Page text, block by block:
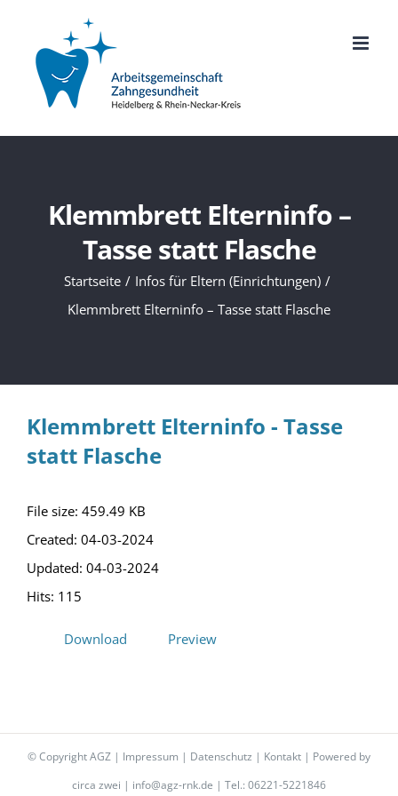
springen
Klemmbrett Elterninfo –
Tasse statt Flasche
Startseite
Infos für Eltern (Einrichtungen)
Klemmbrett Elterninfo – Tasse statt Flasche
Klemmbrett Elterninfo - Tasse
statt Flasche
File size: 459.49 KB
Created: 04-03-2024
Updated: 04-03-2024
Hits: 115
Download Preview
© Copyright AGZ | Impressum | Datenschutz | Kontakt | Powered by
circa zwei | info@agz-rnk.de | Tel.: 06221-5221846